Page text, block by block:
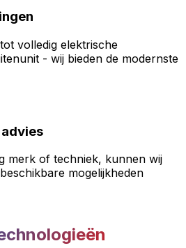
volledig elektrische
- wij bieden de modernste
merk of techniek, kunnen wij
mogelijkheden